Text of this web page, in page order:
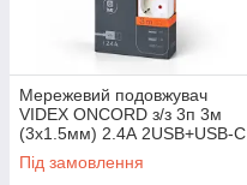
Мережевий подовжувач
VIDEX ONCORD з/з 3п 3м
(3x1.5мм) 2.4А 2USB+USB-C
з кнопкою White
Під замовлення